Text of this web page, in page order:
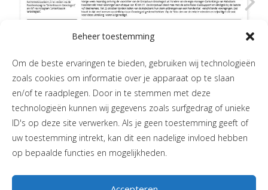
Beheer toestemming
Om de beste ervaringen te bieden, gebruiken wij technologieën
zoals cookies om informatie over je apparaat op te slaan
en/of te raadplegen. Door in te stemmen met deze
technologieën kunnen wij gegevens zoals surfgedrag of unieke
ID's op deze site verwerken. Als je geen toestemming geeft of
uw toestemming intrekt, kan dit een nadelige invloed hebben
op bepaalde functies en mogelijkheden.